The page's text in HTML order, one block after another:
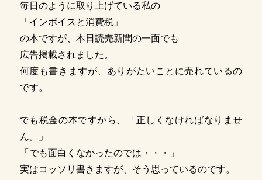
毎日のように取り上げている私の
「インボイスと消費税」
の本ですが、本日読売新聞の一面でも
広告掲載されました。
何度も書きますが、ありがたいことに売れているの
です。
でも税金の本ですから、「正しくなければなりませ
ん。」
「でも面白くなかったのでは・・・」
実はコッソリ書きますが、そう思っているのです。